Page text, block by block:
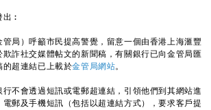
︰
）呼籲市民提高警覺，留意一個由香港上海滙豐
詐社交媒體帖文的新聞稿，有關銀行已向金管局匯
的超連結已上載於金管局網站。
會透過短訊或電郵超連結，引領他們到其網站進
郵及手機短訊（包括以超連結方式），要求客戶提